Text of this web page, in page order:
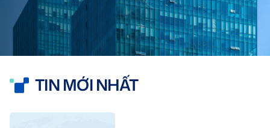
TIN MỚI NHẤT